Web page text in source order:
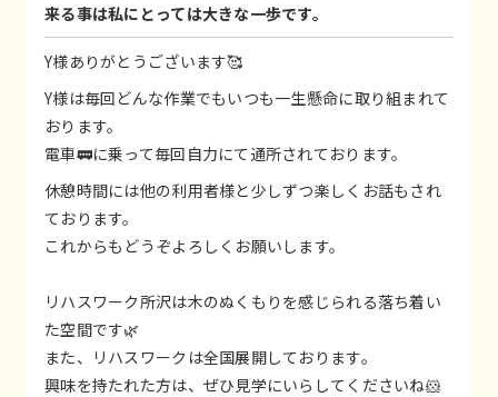
来る事は私にとっては大きな一歩です。
Y様ありがとうございます🥰
Y様は毎回どんな作業でもいつも一生懸命に取り組まれて
おります。
電車🚃に乗って毎回自力にて通所されております。
休憩時間には他の利用者様と少しずつ楽しくお話もされ
ております。
これからもどうぞよろしくお願いします。
リハスワーク所沢は木のぬくもりを感じられる落ち着い
た空間です🌿
また、リハスワークは全国展開しております。
興味を持たれた方は、ぜひ見学にいらしてくださいね🐹